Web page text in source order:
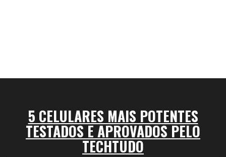
5 CELULARES MAIS POTENTES
TESTADOS E APROVADOS PELO
TECHTUDO